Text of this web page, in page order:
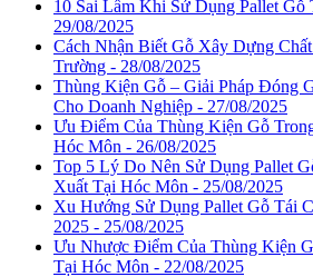
10 Sai Lầm Khi Sử Dụng Pallet Gỗ
29/08/2025
Cách Nhận Biết Gỗ Xây Dựng
Trường - 28/08/2025
Thùng Kiện Gỗ – Giải Pháp Đóng
Cho Doanh Nghiệp - 27/08/2025
Ưu Điểm Của Thùng Kiện Gỗ
Hóc Môn - 26/08/2025
Top 5 Lý Do Nên Sử Dụng Pallet
Xuất Tại Hóc Môn - 25/08/2025
Xu Hướng Sử Dụng Pallet Gỗ Tái
2025 - 25/08/2025
Ưu Nhược Điểm Của Thùng Kiện
Tại Hóc Môn - 22/08/2025